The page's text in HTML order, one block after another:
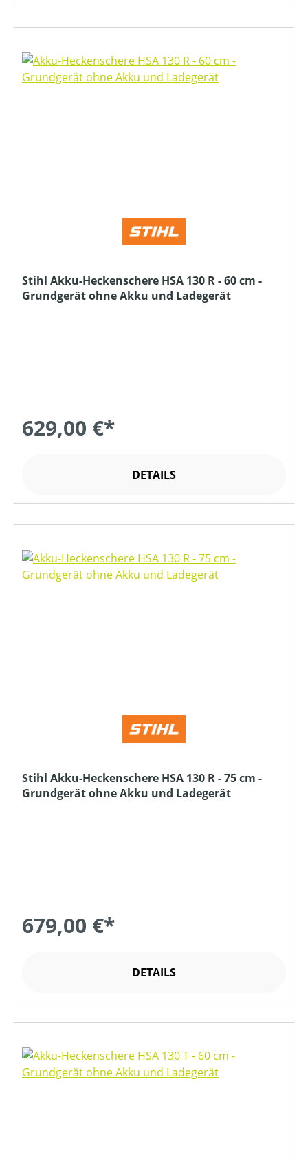
Stihl Akku-Heckenschere HSA 130 R - 60 cm -
Grundgerät ohne Akku und Ladegerät
629,00 €*
DETAILS
Stihl Akku-Heckenschere HSA 130 R - 75 cm -
Grundgerät ohne Akku und Ladegerät
679,00 €*
DETAILS